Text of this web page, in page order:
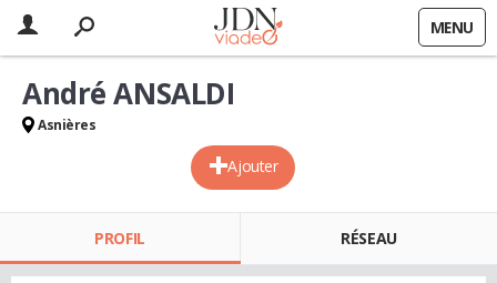
MENU
Ajouter
André ANSALDI
Asnières
PROFIL RÉSEAU